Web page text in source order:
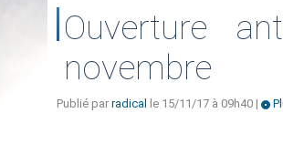
Ouverture
novembre
Publié par radical le 15/11/17 à 09h40 |